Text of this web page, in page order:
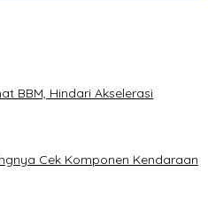
BBM, Hindari Akselerasi
Cek Komponen Kendaraan